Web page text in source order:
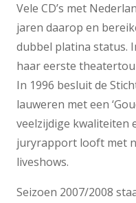
Vele CD’s met
jaren daarop en
dubbel platina status.
haar eerste
In 1996 besluit de
lauweren met een
veelzijdige kwaliteiten
juryrapport looft met
liveshows.
Seizoen 2007/2008